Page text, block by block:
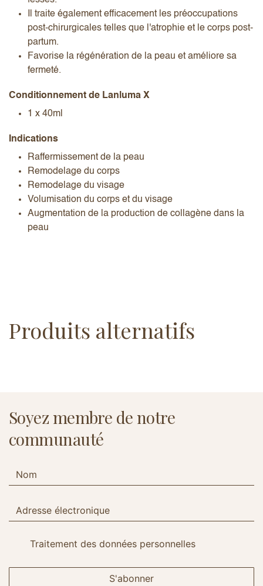
Il traite également efficacement les préoccupations
post-chirurgicales telles que l'atrophie et le corps post-
partum.
Favorise la régénération de la peau et améliore sa
fermeté.
Conditionnement de Lanluma X
1 x 40ml
Indications
Raffermissement de la peau
Remodelage du corps
Remodelage du visage
Volumisation du corps et du visage
Augmentation de la production de collagène dans la
peau
Produits alternatifs
Soyez membre de notre
communauté
Traitement des données personnelles
S'abonner